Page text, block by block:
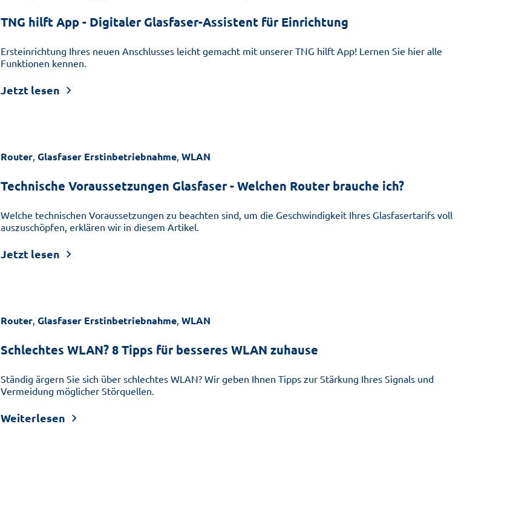
TNG hilft App - Digitaler Glasfaser-Assistent für Einrichtung
Ersteinrichtung Ihres neuen Anschlusses leicht gemacht mit unserer TNG hilft App! Lernen Sie hier alle
Funktionen kennen.
Jetzt lesen
Router, Glasfaser Erstinbetriebnahme, WLAN
Technische Voraussetzungen Glasfaser - Welchen Router brauche ich?
Welche technischen Voraussetzungen zu beachten sind, um die Geschwindigkeit Ihres Glasfasertarifs voll
auszuschöpfen, erklären wir in diesem Artikel.
Jetzt lesen
Router, Glasfaser Erstinbetriebnahme, WLAN
Schlechtes WLAN? 8 Tipps für besseres WLAN zuhause
Ständig ärgern Sie sich über schlechtes WLAN? Wir geben Ihnen Tipps zur Stärkung Ihres Signals und
Vermeidung möglicher Störquellen.
Weiterlesen